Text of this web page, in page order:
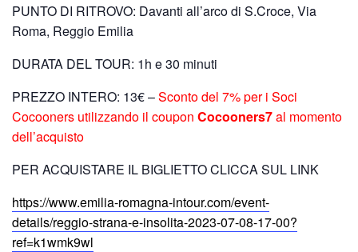
PUNTO DI RITROVO: Davanti all’arco di S.Croce, Via
Roma, Reggio Emilia
DURATA DEL TOUR: 1h e 30 minuti
PREZZO INTERO: 13€ –Sconto del 7% per i Soci
Cocooners utilizzando il coupon Cocooners7al momento
dell’acquisto
PER ACQUISTARE IL BIGLIETTO CLICCA SUL LINK
https://www.emilia-romagna-intour.com/event-
details/reggio-strana-e-insolita-2023-07-08-17-00?
ref=k1wmk9wl